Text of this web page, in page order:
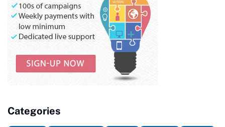
Categories